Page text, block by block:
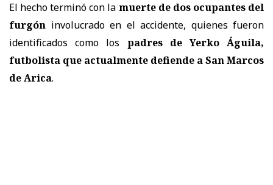
El hecho terminó con la muerte de dos ocupantes del
furgón involucrado en el accidente, quienes fueron
identificados como los padres de Yerko Águila,
futbolista que actualmente defiende a San Marcos
de Arica.